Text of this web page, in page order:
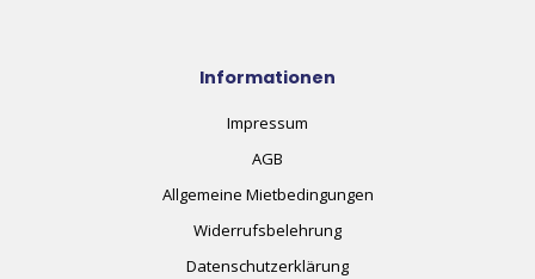
Informationen
Impressum
AGB
Allgemeine Mietbedingungen
Widerrufsbelehrung
Datenschutzerklärung